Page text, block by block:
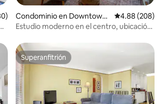
promedio: 4.79 de 5; 180 evaluaciones
Condominio en Downtown
Albuquerque
Calificación
4.88 (208)
Estudio moderno en el centro, ubicación
Superanfitrión
Superanfitrión